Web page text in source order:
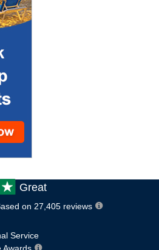
Great
on 27,405 reviews
Service
Awards